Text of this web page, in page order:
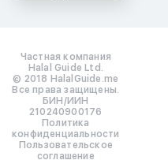
Частная компания
Halal Guide Ltd.
© 2018 HalalGuide.me
Все права защищены.
БИН/ИИН
210240900176
Политика
конфиденциальности
Пользовательское
соглашение